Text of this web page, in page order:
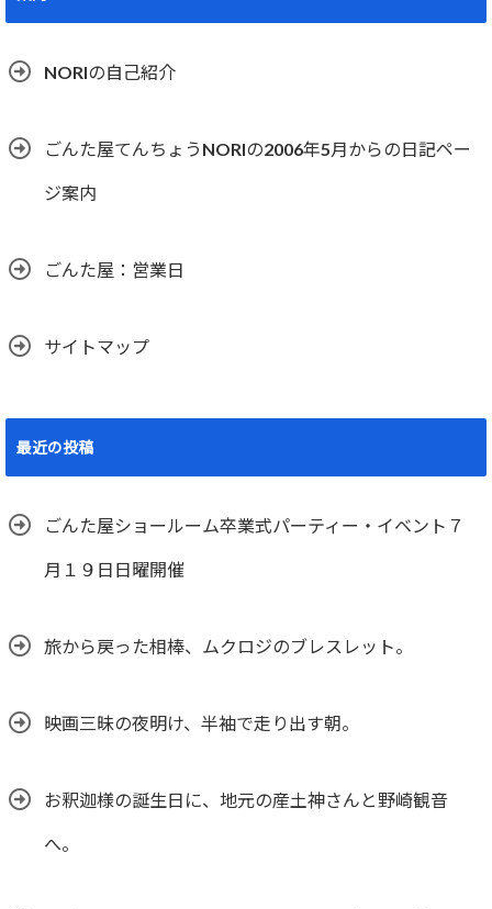
NORIの自己紹介
ごんた屋てんちょうNORIの2006年5月からの日記ペー
ジ案内
ごんた屋：営業日
サイトマップ
最近の投稿
ごんた屋ショールーム卒業式パーティー・イベント７
月１９日日曜開催
旅から戻った相棒、ムクロジのブレスレット。
映画三昧の夜明け、半袖で走り出す朝。
お釈迦様の誕生日に、地元の産土神さんと野崎観音
へ。